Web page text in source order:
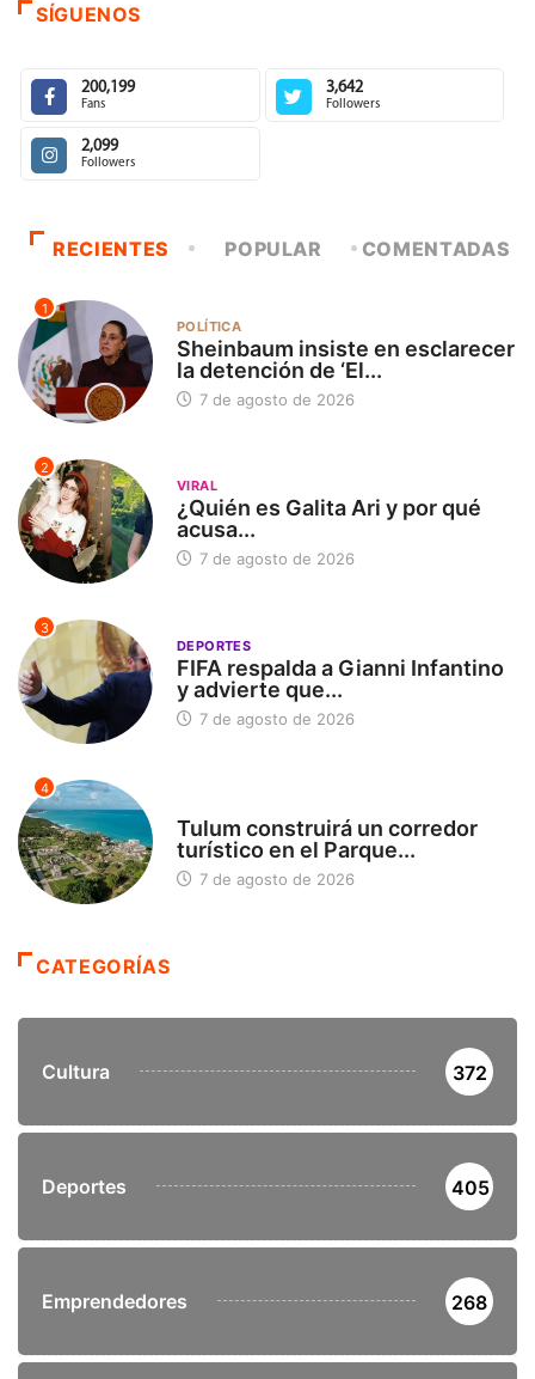
SÍGUENOS
200,199
Fans
3,642
Followers
2,099
Followers
RECIENTES POPULAR COMENTADAS
1
POLÍTICA
Sheinbaum insiste en esclarecer
la detención de ‘El...
7 de agosto de 2026
2
VIRAL
¿Quién es Galita Ari y por qué
acusa...
7 de agosto de 2026
3
DEPORTES
FIFA respalda a Gianni Infantino
y advierte que...
7 de agosto de 2026
4
Tulum construirá un corredor
turístico en el Parque...
7 de agosto de 2026
CATEGORÍAS
Cultura 372
Deportes 405
Emprendedores 268